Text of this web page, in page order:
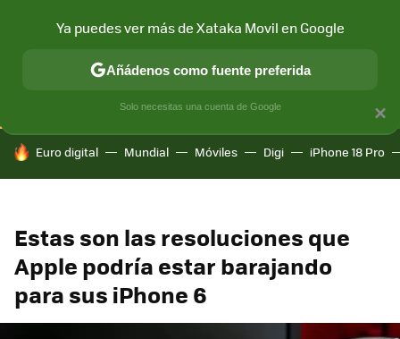
CONECTIVIDAD MÓVIL Y SOCIEDAD APLICACIONES
HOY SE HABLA DE
Euro digital Mundial Móviles Digi iPhone 18 Pro
Estas son las resoluciones que
Apple podría estar barajando
para sus iPhone 6
×
Ya puedes ver más de Xataka Movil en Google
Añádenos como fuente preferida
Solo necesitas una cuenta de Google